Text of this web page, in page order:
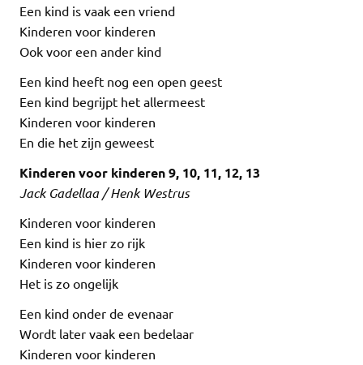
Een kind is vaak een vriend
Kinderen voor kinderen
Ook voor een ander kind
Een kind heeft nog een open geest
Een kind begrijpt het allermeest
Kinderen voor kinderen
En die het zijn geweest
Kinderen voor kinderen 9, 10, 11, 12, 13
Jack Gadellaa / Henk Westrus
Kinderen voor kinderen
Een kind is hier zo rijk
Kinderen voor kinderen
Het is zo ongelijk
Een kind onder de evenaar
Wordt later vaak een bedelaar
Kinderen voor kinderen